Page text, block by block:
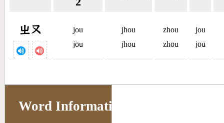
ㄓㄡ
jou
jōu
jhou
jhou
zhou
zhōu
jou
jōu
Word Information